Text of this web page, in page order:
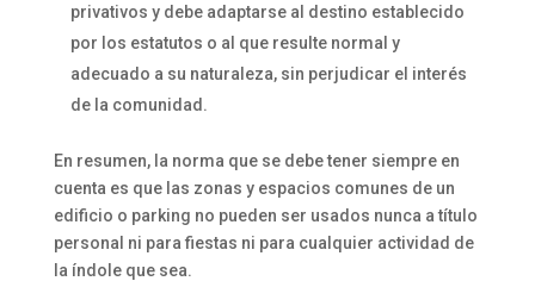
privativos y debe adaptarse al destino establecido
por los estatutos o al que resulte normal y
adecuado a su naturaleza, sin perjudicar el interés
de la comunidad.
En resumen, la norma que se debe tener siempre en
cuenta es que las zonas y espacios comunes de un
edificio o parking no pueden ser usados nunca a título
personal ni para fiestas ni para cualquier actividad de
la índole que sea.